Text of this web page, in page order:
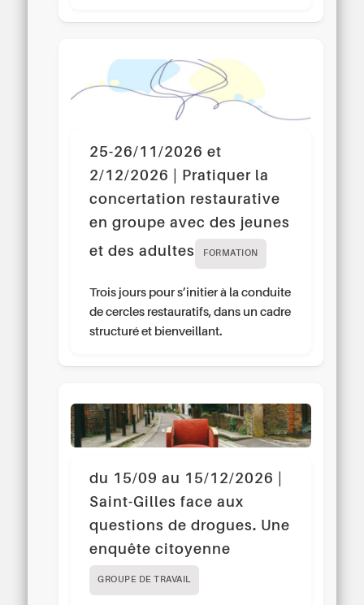
25-26/11/2026 et
2/12/2026 | Pratiquer la
concertation restaurative
en groupe avec des jeunes
et des adultes
FORMATION
Trois jours pour s’initier à la conduite
de cercles restauratifs, dans un cadre
structuré et bienveillant.
du 15/09 au 15/12/2026 |
Saint-Gilles face aux
questions de drogues. Une
enquête citoyenne
GROUPE DE TRAVAIL